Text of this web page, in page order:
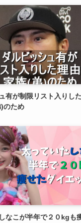
有が制限リスト入りし
のため
なこが半年で２０kgも